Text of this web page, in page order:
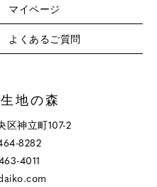
マイページ
よくあるご質問
地の森
区神立町107-2
8282
4011